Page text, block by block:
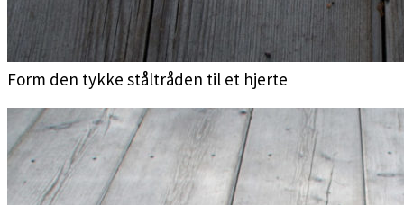
Form den tykke ståltråden til et hjerte